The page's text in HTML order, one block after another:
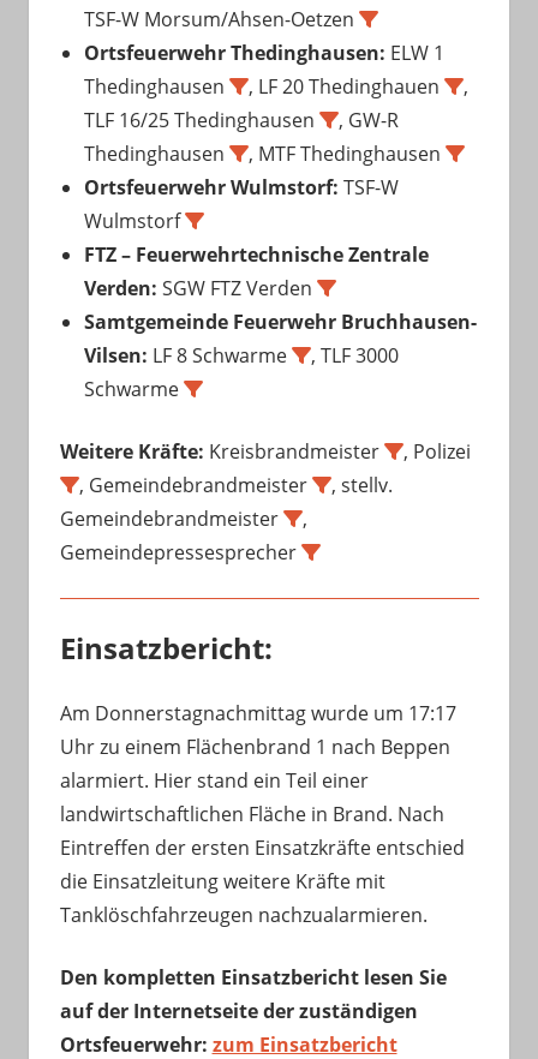
TSF-W Morsum/Ahsen-Oetzen
Ortsfeuerwehr Thedinghausen: ELW 1
Thedinghausen
, LF 20 Thedinghauen
,
TLF 16/25 Thedinghausen
, GW-R
Thedinghausen
, MTF Thedinghausen
Ortsfeuerwehr Wulmstorf: TSF-W
Wulmstorf
FTZ – Feuerwehrtechnische Zentrale
Verden: SGW FTZ Verden
Samtgemeinde Feuerwehr Bruchhausen-
Vilsen: LF 8 Schwarme
, TLF 3000
Schwarme
Weitere Kräfte: Kreisbrandmeister
, Polizei
, Gemeindebrandmeister
, stellv.
Gemeindebrandmeister
,
Gemeindepressesprecher
Einsatzbericht:
Am Donnerstagnachmittag wurde um 17:17
Uhr zu einem Flächenbrand 1 nach Beppen
alarmiert. Hier stand ein Teil einer
landwirtschaftlichen Fläche in Brand. Nach
Eintreffen der ersten Einsatzkräfte entschied
die Einsatzleitung weitere Kräfte mit
Tanklöschfahrzeugen nachzualarmieren.
Den kompletten Einsatzbericht lesen Sie
auf der Internetseite der zuständigen
Ortsfeuerwehr: zum Einsatzbericht